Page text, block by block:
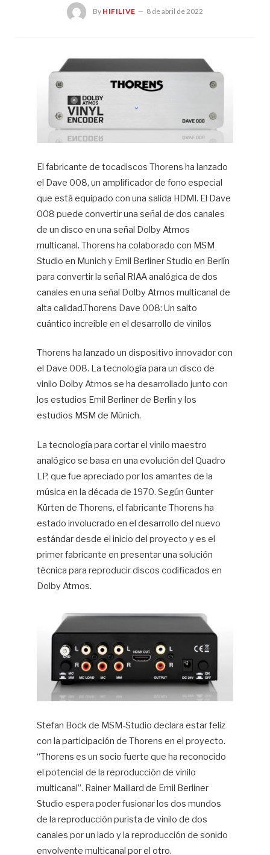
By HIFILIVE 8 de abril de 2022
El fabricante de tocadiscos Thorens ha lanzado
el Dave 008, un amplificador de fono especial
que está equipado con una salida HDMI. El Dave
008 puede convertir una señal de dos canales
de un disco en una señal Dolby Atmos
multicanal. Thorens ha colaborado con MSM
Studio en Munich y Emil Berliner Studio en Berlín
para convertir la señal RIAA analógica de dos
canales en una señal Dolby Atmos multicanal de
alta calidad.Thorens Dave 008: Un salto
cuántico increíble en el desarrollo de vinilos
Thorens ha lanzado un dispositivo innovador con
el Dave 008. La tecnología para un disco de
vinilo Dolby Atmos se ha desarrollado junto con
los estudios Emil Berliner de Berlín y los
estudios MSM de Múnich.
La tecnología para cortar el vinilo maestro
analógico se basa en una evolución del Quadro
LP, que fue apreciado por los amantes de la
música en la década de 1970. Según Gunter
Kürten de Thorens, el fabricante Thorens ha
estado involucrado en el desarrollo del nuevo
estándar desde el inicio del proyecto y es el
primer fabricante en presentar una solución
técnica para reproducir discos codificados en
Dolby Atmos.
Stefan Bock de MSM-Studio declara estar feliz
con la participación de Thorens en el proyecto.
“Thorens es un socio fuerte que ha reconocido
el potencial de la reproducción de vinilo
multicanal”. Rainer Maillard de Emil Berliner
Studio espera poder fusionar los dos mundos
de la reproducción purista de vinilo de dos
canales por un lado y la reproducción de sonido
envolvente multicanal por el otro.